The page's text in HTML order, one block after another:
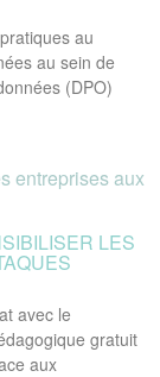
au
au sein de
(DPO)
LES
avec le
gratuit
aux